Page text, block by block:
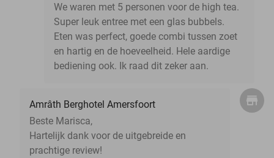
We waren met 5 personen voor de high tea.
Super leuk entree met een glas bubbels.
Eten was perfect, goede combi tussen zoet
en hartig en de hoeveelheid. Hele aardige
bediening ook. Ik raad dit zeker aan.
Amrâth Berghotel Amersfoort
Beste Marisca,
Hartelijk dank voor de uitgebreide en
prachtige review!